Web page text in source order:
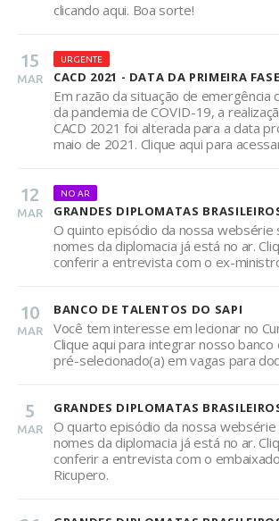
clicando aqui. Boa sorte!
15
MAR
URGENTE
CACD 2021 - DATA DA PRIMEIRA
Em razão da situação de emergência
da pandemia de COVID-19, a
CACD 2021 foi alterada para a data
maio de 2021. Clique aqui para
12
MAR
NO AR
GRANDES DIPLOMATAS
O quinto episódio da nossa websérie
nomes da diplomacia já está no ar.
conferir a entrevista com o ex-
10
MAR
BANCO DE TALENTOS DO SAPI
Você tem interesse em lecionar no
Clique aqui para integrar nosso
pré-selecionado(a) em vagas para
5
MAR
GRANDES DIPLOMATAS
O quarto episódio da nossa
nomes da diplomacia já está no ar.
conferir a entrevista com o
Ricupero.